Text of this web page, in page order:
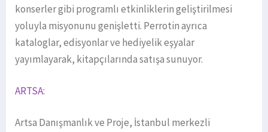
konserler gibi programlı etkinliklerin geliştirilmesi
yoluyla misyonunu genişletti. Perrotin ayrıca
kataloglar, edisyonlar ve hediyelik eşyalar
yayımlayarak, kitapçılarında satışa sunuyor.
ARTSA:
Artsa Danışmanlık ve Proje, İstanbul merkezli